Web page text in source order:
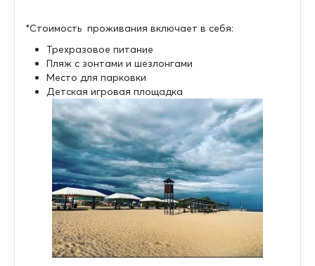
*Стоимость проживания включает в себя:
Трехразовое питание
Пляж с зонтами и шезлонгами
Место для парковки
Детская игровая площадка